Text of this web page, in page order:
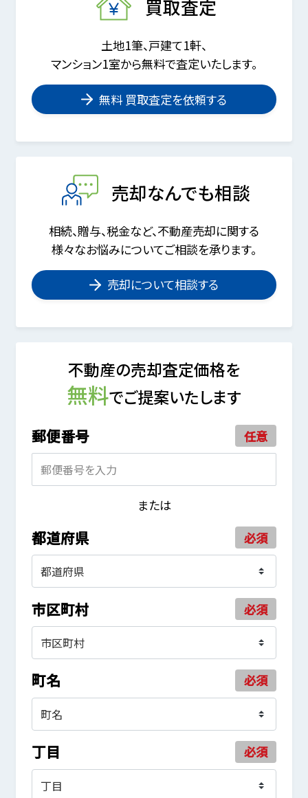
買取査定
土地1筆、戸建て1軒、
マンション1室から無料で査定いたします。
無料 買取査定を依頼する
売却なんでも相談
相続、贈与、税金など、不動産売却に関する
様々なお悩みについてご相談を承ります。
売却について相談する
不動産の売却査定価格を
無料でご提案いたします
郵便番号 任意
または
都道府県 必須
市区町村 必須
町名 必須
丁目 必須